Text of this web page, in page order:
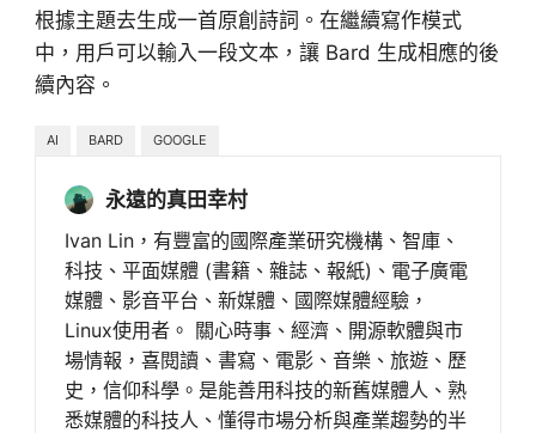
根據主題去生成一首原創詩詞。在繼續寫作模式
中，用戶可以輸入一段文本，讓 Bard 生成相應的後
續內容。
AI BARD GOOGLE
永遠的真田幸村
Ivan Lin，有豐富的國際產業研究機構、智庫、
科技、平面媒體 (書籍、雜誌、報紙)、電子廣電
媒體、影音平台、新媒體、國際媒體經驗，
Linux使用者。 關心時事、經濟、開源軟體與市
場情報，喜閱讀、書寫、電影、音樂、旅遊、歷
史，信仰科學。是能善用科技的新舊媒體人、熟
悉媒體的科技人、懂得市場分析與產業趨勢的半